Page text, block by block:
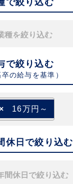
で絞り込む
で絞り込む
卒の給与を基準）
16万円～
休日で絞り込む